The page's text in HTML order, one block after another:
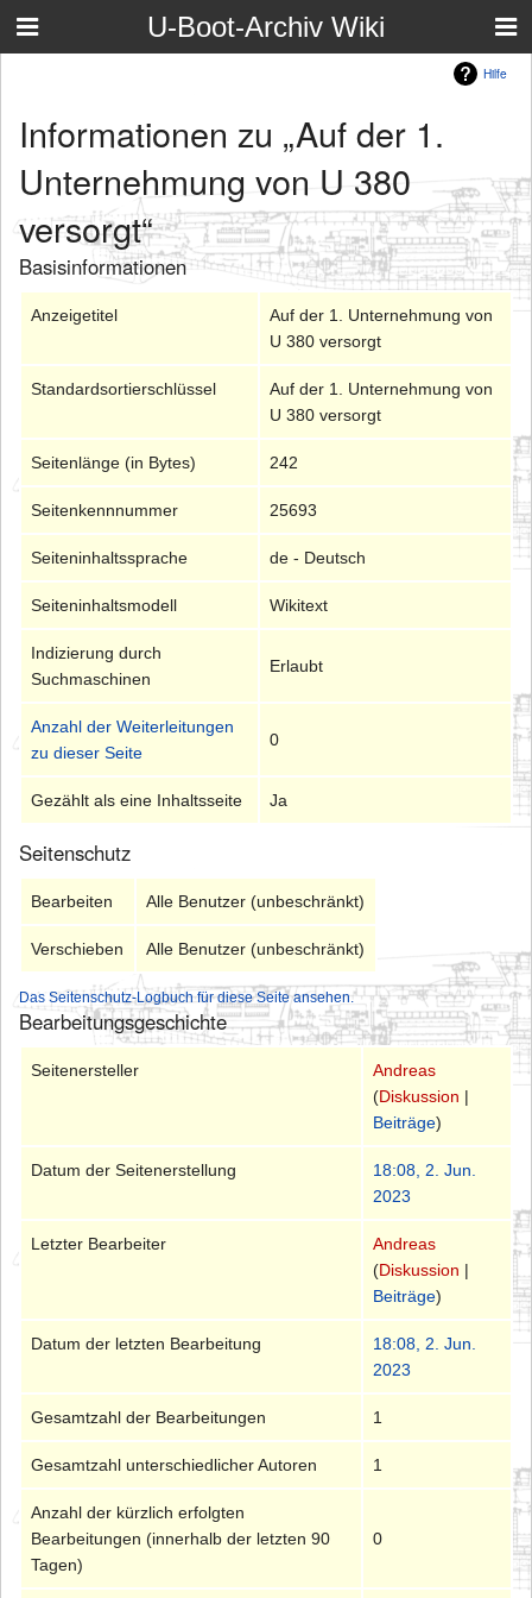
U-Boot-Archiv Wiki
Hilfe
Informationen zu „Auf der 1.
Unternehmung von U 380
versorgt“
Basisinformationen
Anzeigetitel
Auf der 1. Unternehmung von
U 380 versorgt
Standardsortierschlüssel
Auf der 1. Unternehmung von
U 380 versorgt
Seitenlänge (in Bytes) 242
Seitenkennnummer 25693
Seiteninhaltssprache de - Deutsch
Seiteninhaltsmodell Wikitext
Indizierung durch
Suchmaschinen
Erlaubt
Anzahl der Weiterleitungen
zu dieser Seite
0
Gezählt als eine Inhaltsseite Ja
Seitenschutz
Bearbeiten Alle Benutzer (unbeschränkt)
Verschieben Alle Benutzer (unbeschränkt)
Das Seitenschutz-Logbuch für diese Seite ansehen.
Bearbeitungsgeschichte
Seitenersteller
Andreas
(Diskussion |
Beiträge)
Datum der Seitenerstellung
18:08, 2. Jun.
2023
Letzter Bearbeiter
Andreas
(Diskussion |
Beiträge)
Datum der letzten Bearbeitung
18:08, 2. Jun.
2023
Gesamtzahl der Bearbeitungen 1
Gesamtzahl unterschiedlicher Autoren 1
Anzahl der kürzlich erfolgten
Bearbeitungen (innerhalb der letzten 90
Tagen)
0